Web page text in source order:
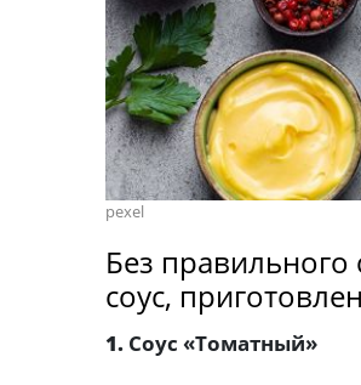
pexel
Без
соус,
1. Соус «Томатный»